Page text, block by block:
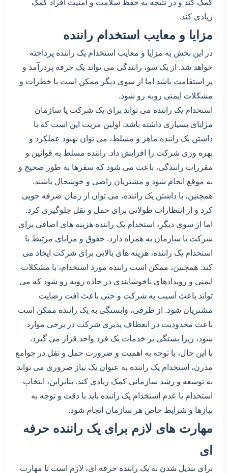
کمک کند و در نتیجه به حفظ سلامت و امنیت افراد کمک
زیادی کند.
مزایا و معایب استخدام راننده
در این بخش به مزایا و معایب استخدام یک راننده پرداخته
خواهد شد. از یک سو، رانندگی می تواند یک حرفه پردرآمد و
پر استقامت باشد اما از سوی دیگر ممکن است با خطرات و
مشکلات ایمنی روبه رو شود.
استخدام یک راننده می تواند برای یک شرکت یا سازمان
مزایای بسیاری داشته باشد. اولین مزیت این است که با
داشتن یک راننده ماهر و مسلط، می توان بهبود عملکرد و
بهره وری شرکت را افزایش داد. راننده مسلط به قوانین و
مقررات رانندگی، باعث می شود که سفرها به طور صحیح و
به موقع انجام شود و مشتریان راضی و خوشحال باشند.
همچنین، با داشتن یک راننده، می توان از زمان صرفه جویی
کرد و از انتظارات طولانی برای حمل و نقل جلوگیری کرد.
اما از سوی دیگر، استخدام یک راننده هزینه های اضافی برای
شرکت یا سازمان به همراه دارد. حقوق و مزایای مرتبط با
استخدام یک راننده، هزینه های بالایی برای شرکت ایجاد می
کند. همچنین، ممکن است راننده مورد استخدام، با مشکلات
ایمنی و رویدادهای ناخوشایندی در جاده روبه رو شود که می
تواند باعث آسیب به شرکت و حتی باعث افت رضایت
مشتریان شود. از طرفی، وابستگی به یک راننده ممکن است
باعث محدودیت در انعطاف پذیری شرکت در برخی موارد
شود، زیرا بستگی بر خدمات یک فرد واحد قرار می گیرد.
با این حال، با توجه به اهمیت و ضرورت حمل و نقل در جوامع
مدرن، استخدام یک راننده به عنوان یک نیاز ضروری می تواند
به توسعه و رشد سازمانی کمک زیادی کند. بنابراین، انتخاب
استخدام یا عدم استخدام یک راننده باید با دقت و توجه به
نیازها و شرایط خاص هر سازمان انجام شود.
مهارت های لازم برای یک راننده حرفه
ای
برای تبدیل شدن به یک راننده حرفه ای، لازم است تا مهارت